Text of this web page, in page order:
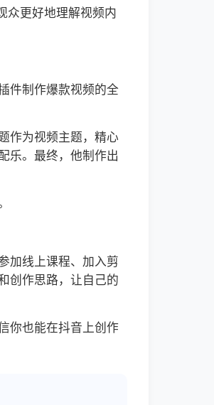
众更好地理解视频内
件制作爆款视频的全
作为视频主题，精心
乐。最终，他制作出
加线上课程、加入剪
创作思路，让自己的
你也能在抖音上创作